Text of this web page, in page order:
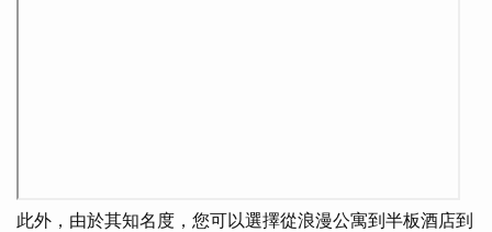
此外，由於其知名度，您可以選擇從浪漫公寓到半板酒店到